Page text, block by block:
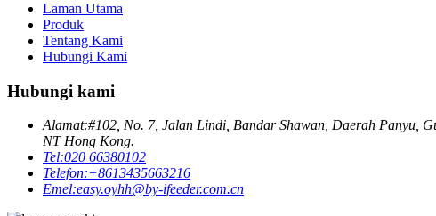
Laman Utama
Produk
Tentang Kami
Hubungi Kami
Hubungi kami
Alamat:#102, No. 7, Jalan Lindi, Bandar Shawan, Daerah Panyu,
NT Hong Kong.
Tel:020 66380102
Telefon:+8613435663216
Emel:easy.oyhh@by-ifeeder.com.cn